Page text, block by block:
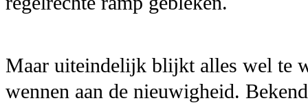
Maar uiteindelijk blijkt alles wel te
wennen aan de nieuwigheid.